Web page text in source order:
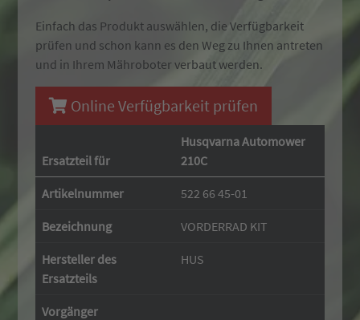
Einfach das Produkt auswählen, die Verfügbarkeit
prüfen und schon kann es den Weg zu Ihnen antreten
und in Ihrem Mähroboter verbaut werden.
Online Verfügbarkeit prüfen
Ersatzteil für
Husqvarna Automower
210C
Artikelnummer 522 66 45-01
Bezeichnung VORDERRAD KIT
Hersteller des
Ersatzteils
HUS
Vorgänger